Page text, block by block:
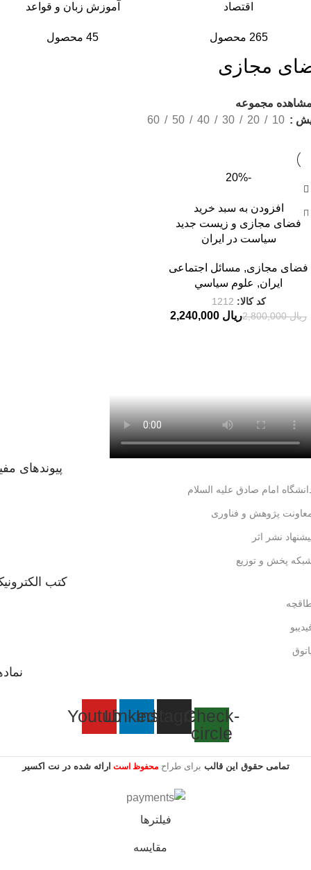
اقتصاد
265 محصول
آموزش زبان و قواعد
45 محصول
مجازی
مجموعه
10
20
30
40
50
60
-20%
افزودن به سبد خرید
فضای مجازی و زیست جدید
سیاست در ایران
فضای مجازی, مسائل اجتماعی
ایران, علوم سياسي
کد کالا: 1212
ریال2,800,000 ریال
پیوندهای
امام صادق علیه السلام
پژوهش و فناوری
نشر اثر
پخش و توزیع
کتب
Check-
circle
Instagram
Linkedin
Youtube
تمامی حقوق این قالب برای طراحمحفوظ است ارائه شده در نت اکسیر
فیلترها
مقایسه